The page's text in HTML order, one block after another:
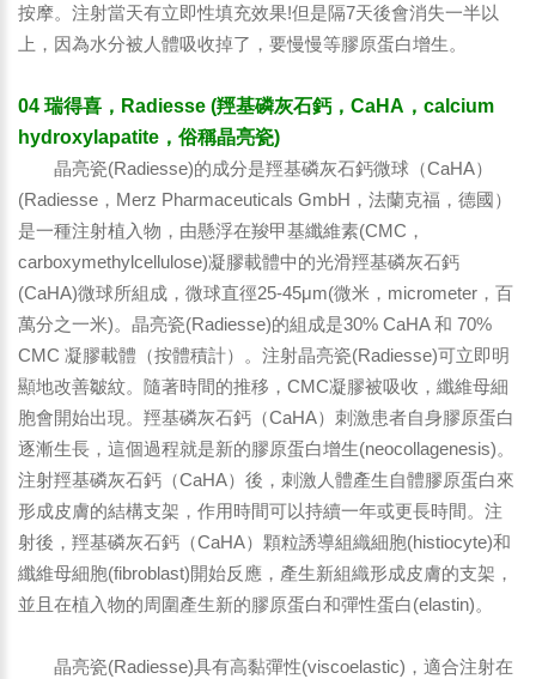
按摩。注射當天有立即性填充效果!但是隔7天後會消失一半以
上，因為水分被人體吸收掉了，要慢慢等膠原蛋白增生。
04 瑞得喜，Radiesse (羥基磷灰石鈣，CaHA，calcium
hydroxylapatite，俗稱晶亮瓷)
晶亮瓷(Radiesse)的成分是羥基磷灰石鈣微球（CaHA）
(Radiesse，Merz Pharmaceuticals GmbH，法蘭克福，德國）
是一種注射植入物，由懸浮在羧甲基纖維素(CMC，
carboxymethylcellulose)凝膠載體中的光滑羥基磷灰石鈣
(CaHA)微球所組成，微球直徑25-45μm(微米，micrometer，百
萬分之一米)。晶亮瓷(Radiesse)的組成是30% CaHA 和 70%
CMC 凝膠載體（按體積計）。注射晶亮瓷(Radiesse)可立即明
顯地改善皺紋。隨著時間的推移，CMC凝膠被吸收，纖維母細
胞會開始出現。羥基磷灰石鈣（CaHA）刺激患者自身膠原蛋白
逐漸生長，這個過程就是新的膠原蛋白增生(neocollagenesis)。
注射羥基磷灰石鈣（CaHA）後，刺激人體產生自體膠原蛋白來
形成皮膚的結構支架，作用時間可以持續一年或更長時間。注
射後，羥基磷灰石鈣（CaHA）顆粒誘導組織細胞(histiocyte)和
纖維母細胞(fibroblast)開始反應，產生新組織形成皮膚的支架，
並且在植入物的周圍產生新的膠原蛋白和彈性蛋白(elastin)。
晶亮瓷(Radiesse)具有高黏彈性(viscoelastic)，適合注射在